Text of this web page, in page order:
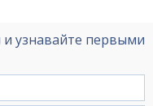
узнавайте первыми